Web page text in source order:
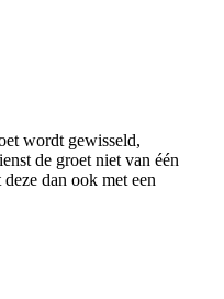
wordt gewisseld,
de groet niet van één
dan ook met een